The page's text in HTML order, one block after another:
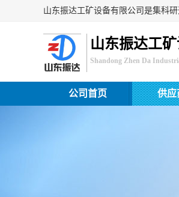
山东振达工
Shandong Zhen Da
公司首页 供应